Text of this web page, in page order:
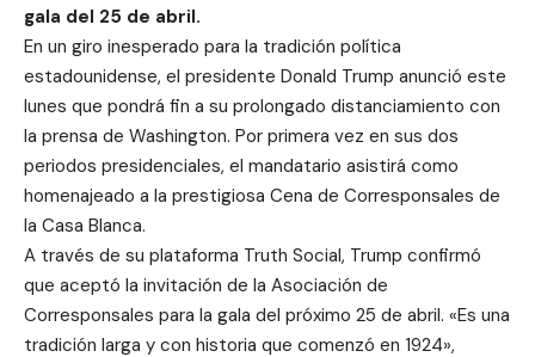
gala del 25 de abril.
En un giro inesperado para la tradición política
estadounidense, el presidente Donald Trump anunció este
lunes que pondrá fin a su prolongado distanciamiento con
la prensa de Washington. Por primera vez en sus dos
periodos presidenciales, el mandatario asistirá como
homenajeado a la prestigiosa Cena de Corresponsales de
la Casa Blanca.
A través de su plataforma Truth Social, Trump confirmó
que aceptó la invitación de la Asociación de
Corresponsales para la gala del próximo 25 de abril. «Es una
tradición larga y con historia que comenzó en 1924»,